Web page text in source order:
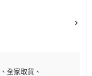
全家取貨